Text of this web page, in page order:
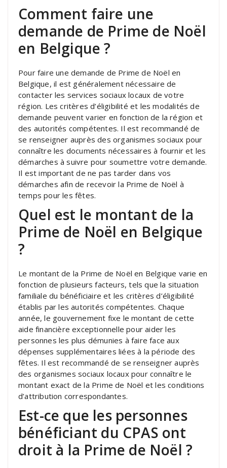
Comment faire une
demande de Prime de Noël
en Belgique ?
Pour faire une demande de Prime de Noël en
Belgique, il est généralement nécessaire de
contacter les services sociaux locaux de votre
région. Les critères d’éligibilité et les modalités de
demande peuvent varier en fonction de la région et
des autorités compétentes. Il est recommandé de
se renseigner auprès des organismes sociaux pour
connaître les documents nécessaires à fournir et les
démarches à suivre pour soumettre votre demande.
Il est important de ne pas tarder dans vos
démarches afin de recevoir la Prime de Noël à
temps pour les fêtes.
Quel est le montant de la
Prime de Noël en Belgique
?
Le montant de la Prime de Noël en Belgique varie en
fonction de plusieurs facteurs, tels que la situation
familiale du bénéficiaire et les critères d’éligibilité
établis par les autorités compétentes. Chaque
année, le gouvernement fixe le montant de cette
aide financière exceptionnelle pour aider les
personnes les plus démunies à faire face aux
dépenses supplémentaires liées à la période des
fêtes. Il est recommandé de se renseigner auprès
des organismes sociaux locaux pour connaître le
montant exact de la Prime de Noël et les conditions
d’attribution correspondantes.
Est-ce que les personnes
bénéficiant du CPAS ont
droit à la Prime de Noël ?